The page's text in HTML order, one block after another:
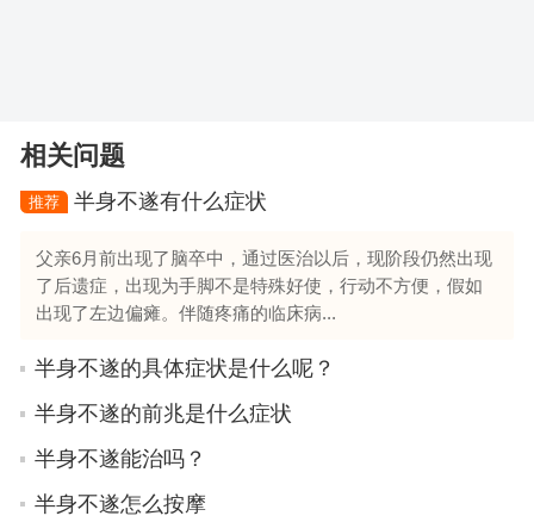
相关问题
推荐 半身不遂有什么症状
父亲6月前出现了脑卒中，通过医治以后，现阶段仍然出现
了后遗症，出现为手脚不是特殊好使，行动不方便，假如
出现了左边偏瘫。伴随疼痛的临床病...
半身不遂的具体症状是什么呢？
半身不遂的前兆是什么症状
半身不遂能治吗？
半身不遂怎么按摩